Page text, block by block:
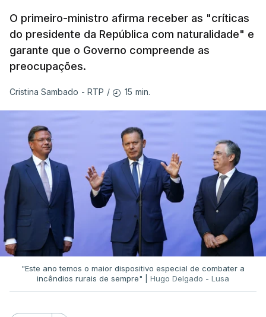
O primeiro-ministro afirma receber as "críticas
do presidente da República com naturalidade" e
garante que o Governo compreende as
preocupações.
Cristina Sambado - RTP / 15 min.
"Este ano temos o maior dispositivo especial de combater a
incêndios rurais de sempre" | Hugo Delgado - Lusa